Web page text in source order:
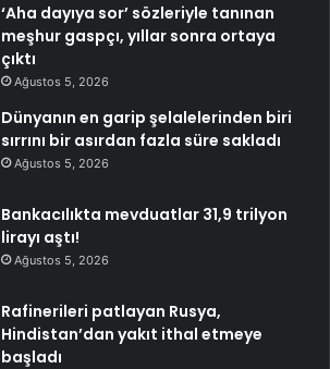
‘Aha dayıya sor’ sözleriyle tanınan
meşhur gaspçı, yıllar sonra ortaya
çıktı
Ağustos 5, 2026
Dünyanın en garip şelalelerinden biri
sırrını bir asırdan fazla süre sakladı
Ağustos 5, 2026
Bankacılıkta mevduatlar 31,9 trilyon
lirayı aştı!
Ağustos 5, 2026
Rafinerileri patlayan Rusya,
Hindistan’dan yakıt ithal etmeye
başladı